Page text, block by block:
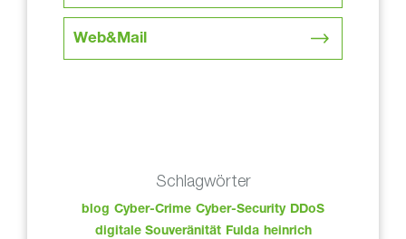
Web&Mail
Schlagwörter
blog Cyber-Crime Cyber-Security DDoS
digitale Souveränität Fulda heinrich